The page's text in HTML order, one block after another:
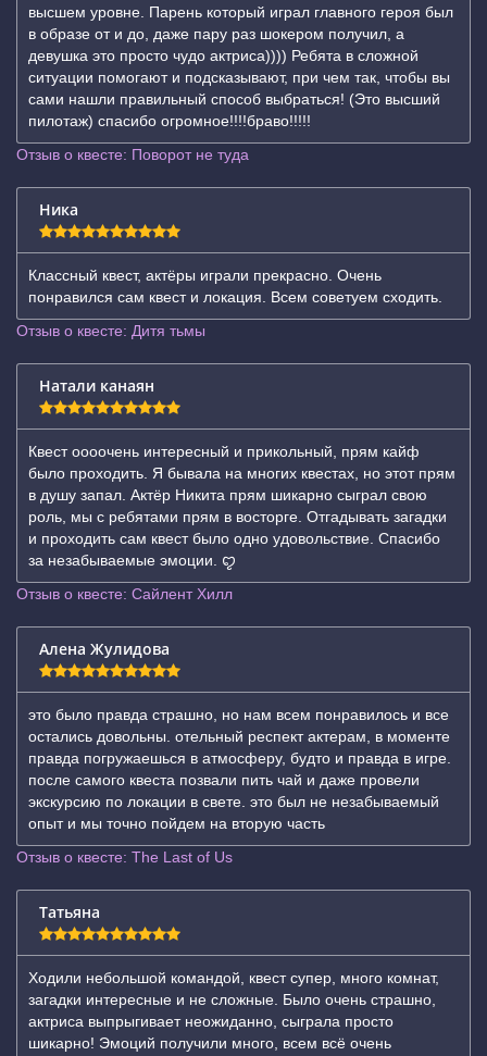
высшем уровне. Парень который играл главного героя был
в образе от и до, даже пару раз шокером получил, а
девушка это просто чудо актриса)))) Ребята в сложной
ситуации помогают и подсказывают, при чем так, чтобы вы
сами нашли правильный способ выбраться! (Это высший
пилотаж) спасибо огромное!!!!браво!!!!!
Отзыв о квесте: Поворот не туда
Ника
Классный квест, актёры играли прекрасно. Очень
понравился сам квест и локация. Всем советуем сходить.
Отзыв о квесте: Дитя тьмы
Натали канаян
Квест оооочень интересный и прикольный, прям кайф
было проходить. Я бывала на многих квестах, но этот прям
в душу запал. Актёр Никита прям шикарно сыграл свою
роль, мы с ребятами прям в восторге. Отгадывать загадки
и проходить сам квест было одно удовольствие. Спасибо
за незабываемые эмоции. ꨄ
Отзыв о квесте: Сайлент Хилл
Алена Жулидова
это было правда страшно, но нам всем понравилось и все
остались довольны. отельный респект актерам, в моменте
правда погружаешься в атмосферу, будто и правда в игре.
после самого квеста позвали пить чай и даже провели
экскурсию по локации в свете. это был не незабываемый
опыт и мы точно пойдем на вторую часть
Отзыв о квесте: The Last of Us
Татьяна
Ходили небольшой командой, квест супер, много комнат,
загадки интересные и не сложные. Было очень страшно,
актриса выпрыгивает неожиданно, сыграла просто
шикарно! Эмоций получили много, всем всë очень